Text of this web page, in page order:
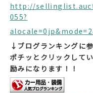
http://
055?
↓ブログランキングに
ポチッとクリックして
励みになります！！